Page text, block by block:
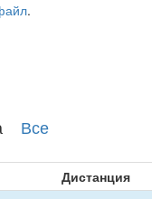
.
Все
Дистанция